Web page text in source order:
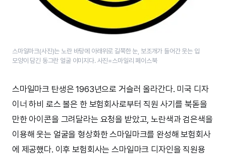
스마일마크(사진)는 노란 바탕에 아래위로 길쭉한 눈, 보조개가 들어간 웃는 입
모양이 담긴 동그란 얼굴 이미지다. 사진=스마일리 페이스북
스마일마크 탄생은 1963년으로 거슬러 올라간다. 미국 디자
이너 하비 로스 볼은 한 보험회사로부터 직원 사기를 북돋을
만한 아이콘을 그려달라는 요청을 받았고, 노란색과 검은색을
이용해 웃는 얼굴을 형상화한 스마일마크를 완성해 보험회사
에 제공했다. 이후 보험회사는 스마일마크 디자인을 직원용